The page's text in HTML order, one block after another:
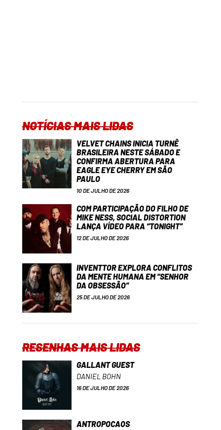
NOTÍCIAS MAIS LIDAS
VELVET CHAINS INICIA TURNÊ
BRASILEIRA NESTE SÁBADO E
CONFIRMA ABERTURA PARA
EAGLE EYE CHERRY EM SÃO
PAULO
10 DE JULHO DE 2026
COM PARTICIPAÇÃO DO FILHO DE
MIKE NESS, SOCIAL DISTORTION
LANÇA VÍDEO PARA “TONIGHT”
12 DE JULHO DE 2026
INVENTTOR EXPLORA CONFLITOS
DA MENTE HUMANA EM “SENHOR
DA OBSESSÃO”
25 DE JULHO DE 2026
RESENHAS MAIS LIDAS
GALLANT GUEST
DANIEL BOHN
16 DE JULHO DE 2026
ANTROPOCAOS